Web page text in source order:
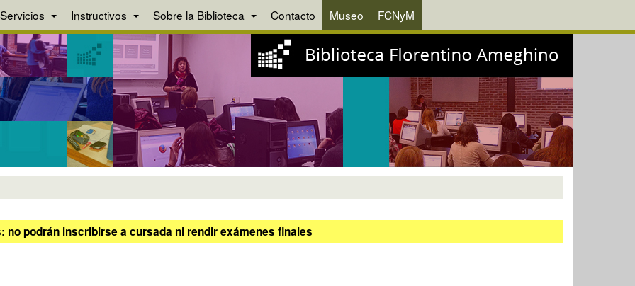
Servicios Instructivos Sobre la Biblioteca Contacto Museo FCNyM
podrán inscribirse a cursada ni rendir exámenes finales